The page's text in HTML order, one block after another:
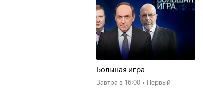
Большая игра
Завтра в 16:00 • Первый